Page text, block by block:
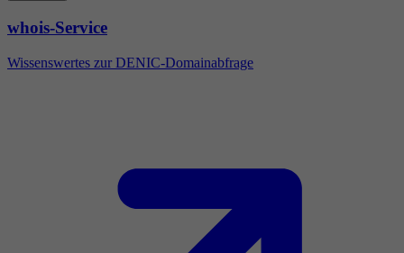
whois-Service
Wissenswertes zur DENIC-Domainabfrage